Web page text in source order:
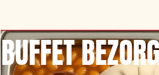
BUFFET